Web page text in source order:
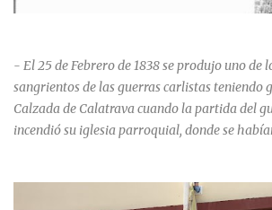
- El 25 de Febrero de 1838 se produjo uno de
sangrientos de las guerras carlistas teniendo
Calzada de Calatrava cuando la partida del
incendió su iglesia parroquial, donde se
población se inclinó por el bando Carlista.